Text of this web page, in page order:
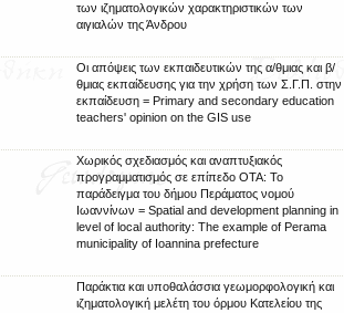
των ιζηματολογικών χαρακτηριστικών των
αιγιαλών της Άνδρου
Οι απόψεις των εκπαιδευτικών της α/θμιας και β/
θμιας εκπαίδευσης για την χρήση των Σ.Γ.Π. στην
εκπαίδευση = Primary and secondary education
teachers' opinion on the GIS use
Χωρικός σχεδιασμός και αναπτυξιακός
προγραμματισμός σε επίπεδο ΟΤΑ: Το
παράδειγμα του δήμου Περάματος νομού
Ιωαννίνων = Spatial and development planning in
level of local authority: The example of Perama
municipality of Ioannina prefecture
Παράκτια και υποθαλάσσια γεωμορφολογική και
ιζηματολογική μελέτη του όρμου Κατελείου της